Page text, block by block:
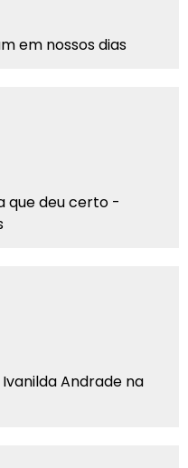
em nossos dias
que deu certo -
Andrade na